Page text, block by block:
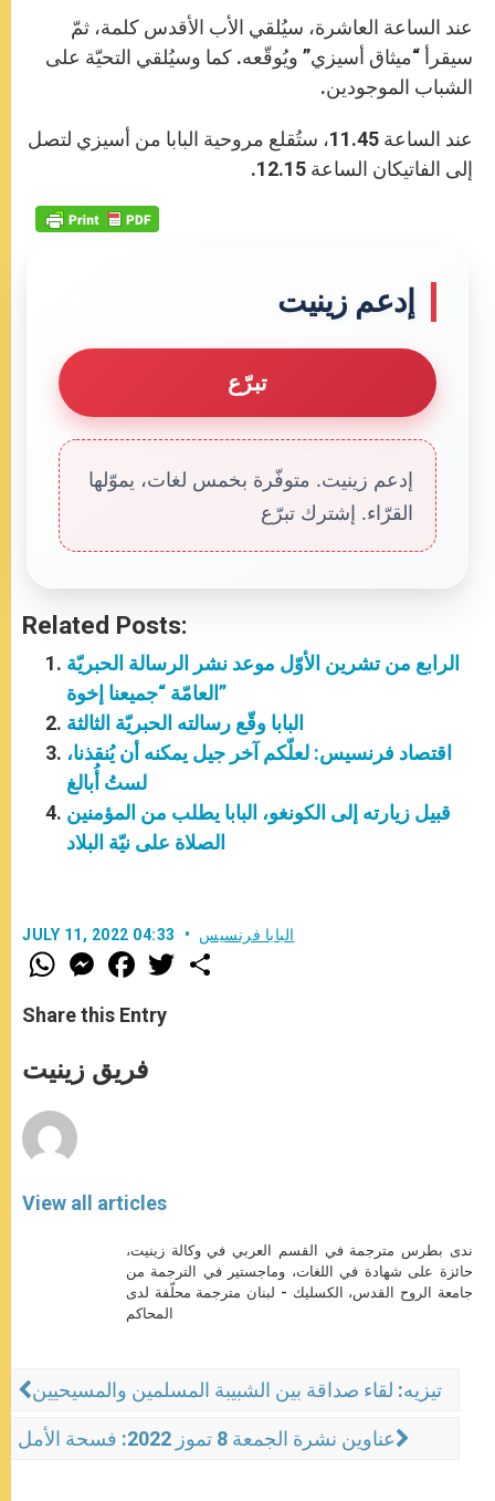
عند الساعة العاشرة، سيُلقي الأب الأقدس كلمة، ثمّ
سيقرأ “ميثاق أسيزي” ويُوقّعه. كما وسيُلقي التحيّة على
الشباب الموجودين.
عند الساعة 11.45، ستُقلع مروحية البابا من أسيزي لتصل
إلى الفاتيكان الساعة 12.15.
إدعم زينيت
تبرّع
إدعم زينيت. متوفّرة بخمس لغات، يموّلها
القرّاء. إشترك تبرّع
Related Posts:
الرابع من تشرين الأوّل موعد نشر الرسالة الحبريّة
العامّة “جميعنا إخوة”
البابا وقّع رسالته الحبريّة الثالثة
اقتصاد فرنسيس: لعلّكم آخر جيل يمكنه أن يُنقذنا،
لستُ أُبالغ
قبيل زيارته إلى الكونغو، البابا يطلب من المؤمنين
الصلاة على نيّة البلاد
JULY 11, 2022 04:33 البابا فرنسيس
W
h
t
s
p
p
M
e
s
e
g
e
F
a
e
b
o
k
w
Share this Entry
فريق زينيت
View all articles
ندى بطرس مترجمة في القسم العربي في وكالة زينيت،
حائزة على شهادة في اللغات، وماجستير في الترجمة من
جامعة الروح القدس، الكسليك - لبنان مترجمة محلّفة لدى
المحاكم
تيزيه: لقاء صداقة بين الشبيبة المسلمين والمسيحيين
عناوين نشرة الجمعة 8 تموز 2022: فسحة الأمل